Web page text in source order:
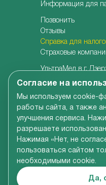
Согласие на
Мы используем cookie-
работы сайта, а также
улучшения сервиса.
разрешаете
Нажимая «Нет, не
пользоваться сайтом
необходимыми cookie.
Да,
Информация для
Позвонить
Отзывы
Справка для
Страховые
УльтраМед в г.
УльтраМед в г.
Центр медицины
Центр врачебной
Семейная
Детская
Вся информация,
ознакомительный